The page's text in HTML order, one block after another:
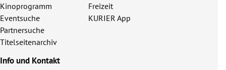
Kinoprogramm
Eventsuche
Partnersuche
Titelseitenarchiv
Freizeit
KURIER App
Info und Kontakt